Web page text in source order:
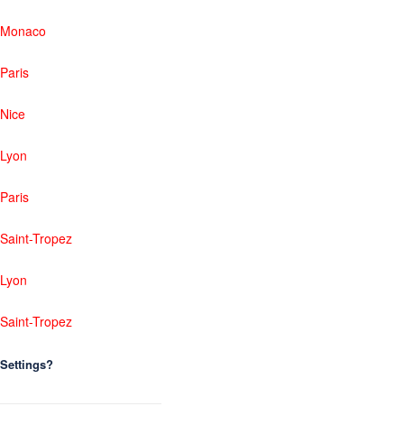
Monaco
Paris
Nice
Lyon
Paris
Saint-Tropez
Lyon
Saint-Tropez
Settings?